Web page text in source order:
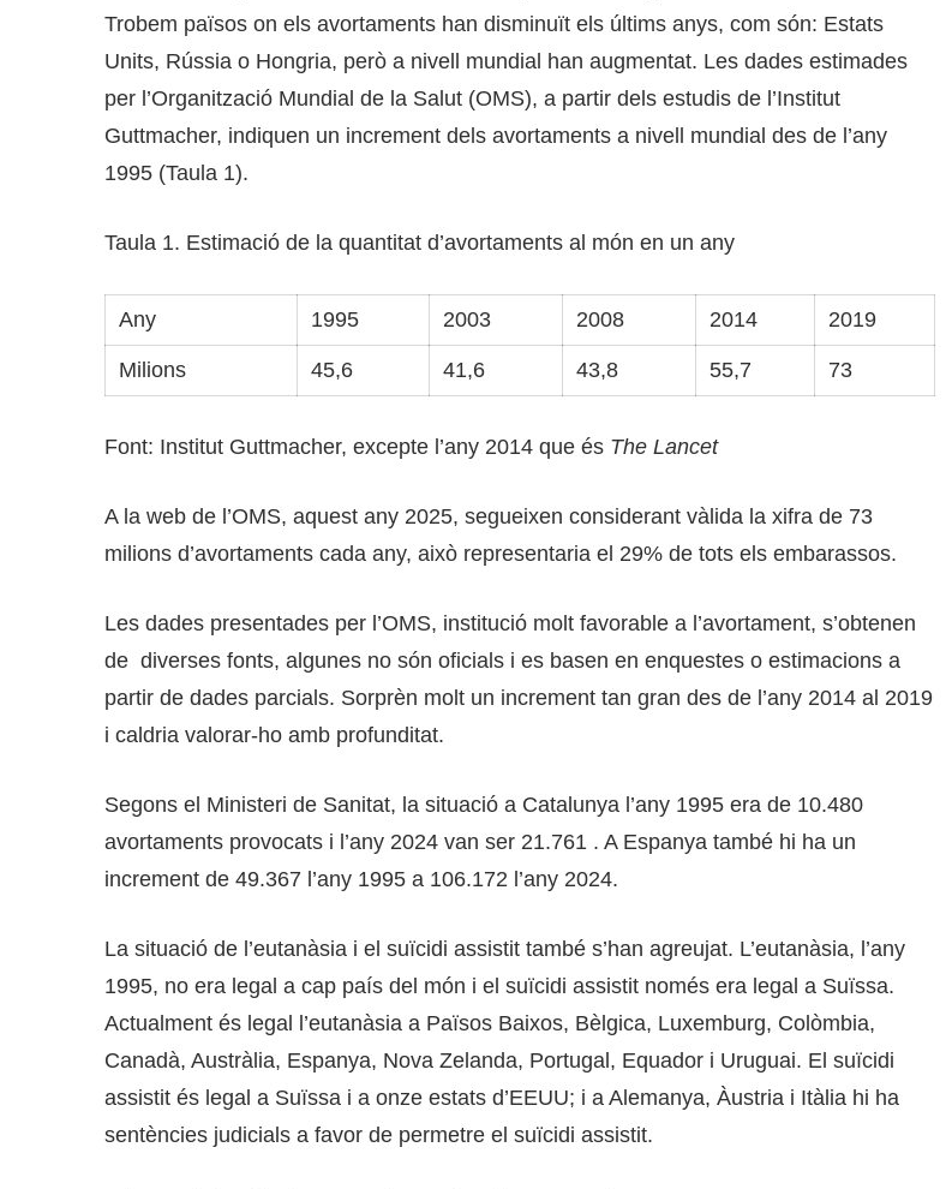
Trobem països on els avortaments han disminuït els últims anys, com són: Estats
Units, Rússia o Hongria, però a nivell mundial han augmentat. Les dades estimades
per l’Organització Mundial de la Salut (OMS), a partir dels estudis de l’Institut
Guttmacher, indiquen un increment dels avortaments a nivell mundial des de l’any
1995 (Taula 1).
Taula 1. Estimació de la quantitat d’avortaments al món en un any
Any 1995 2003 2008 2014 2019
Milions 45,6 41,6 43,8 55,7 73
Font: Institut Guttmacher, excepte l’any 2014 que és The Lancet
A la web de l’OMS, aquest any 2025, segueixen considerant vàlida la xifra de 73
milions d’avortaments cada any, això representaria el 29% de tots els embarassos.
Les dades presentades per l’OMS, institució molt favorable a l’avortament, s’obtenen
de diverses fonts, algunes no són oficials i es basen en enquestes o estimacions a
partir de dades parcials. Sorprèn molt un increment tan gran des de l’any 2014 al 2019
i caldria valorar-ho amb profunditat.
Segons el Ministeri de Sanitat, la situació a Catalunya l’any 1995 era de 10.480
avortaments provocats i l’any 2024 van ser 21.761 . A Espanya també hi ha un
increment de 49.367 l’any 1995 a 106.172 l’any 2024.
La situació de l’eutanàsia i el suïcidi assistit també s’han agreujat. L’eutanàsia, l’any
1995, no era legal a cap país del món i el suïcidi assistit només era legal a Suïssa.
Actualment és legal l’eutanàsia a Països Baixos, Bèlgica, Luxemburg, Colòmbia,
Canadà, Austràlia, Espanya, Nova Zelanda, Portugal, Equador i Uruguai. El suïcidi
assistit és legal a Suïssa i a onze estats d’EEUU; i a Alemanya, Àustria i Itàlia hi ha
sentències judicials a favor de permetre el suïcidi assistit.